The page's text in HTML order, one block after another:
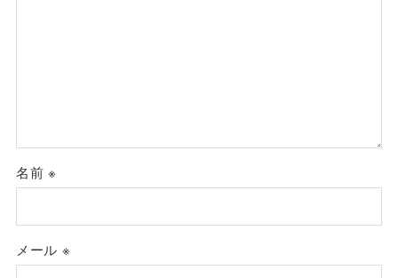
名前※
メール ※